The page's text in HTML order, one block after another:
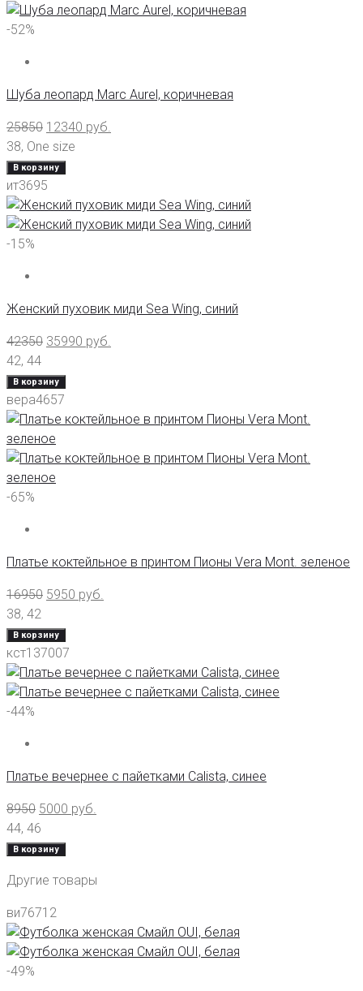
-52%
Шуба леопард Marc Aurel, коричневая
25850 12340 руб.
38, One size
В корзину
ит3695
-15%
Женский пуховик миди Sea Wing, синий
42350 35990 руб.
42, 44
В корзину
вера4657
-65%
Платье коктейльное в принтом Пионы Vera Mont. зеленое
16950 5950 руб.
38, 42
В корзину
кст137007
-44%
Платье вечернее с пайетками Calista, синее
8950 5000 руб.
44, 46
В корзину
Другие товары
ви76712
-49%